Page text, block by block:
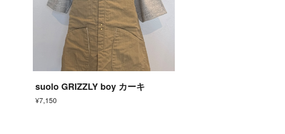
suolo GRIZZLY boy カーキ
¥7,150